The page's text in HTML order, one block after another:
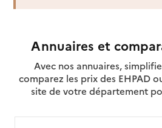
Annuaires et
Avec nos annuaires,
comparez les prix des EHPAD
site de votre département